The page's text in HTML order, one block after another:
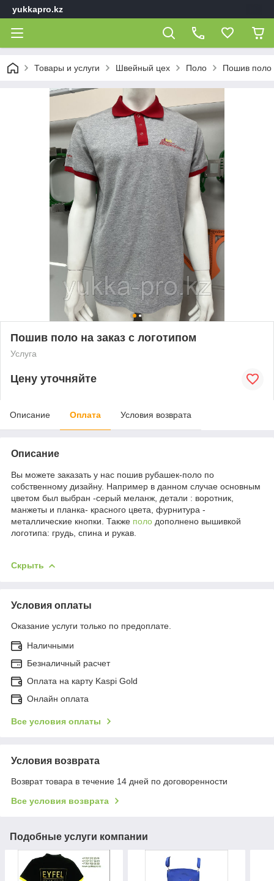
yukkapro.kz
Товары и услуги Швейный цех Поло Пошив поло
Пошив поло на заказ с логотипом
Услуга
Цену уточняйте
Описание Оплата Условия возврата
Описание
Вы можете заказать у нас пошив рубашек-поло по
собственному дизайну. Например в данном случае основным
цветом был выбран -серый меланж, детали : воротник,
манжеты и планка- красного цвета, фурнитура -
металлические кнопки. Также поло дополнено вышивкой
логотипа: грудь, спина и рукав.
Скрыть
Условия оплаты
Оказание услуги только по предоплате.
Наличными
Безналичный расчет
Оплата на карту Kaspi Gold
Онлайн оплата
Все условия оплаты
Условия возврата
Возврат товара в течение 14 дней по договоренности
Все условия возврата
Подобные услуги компании